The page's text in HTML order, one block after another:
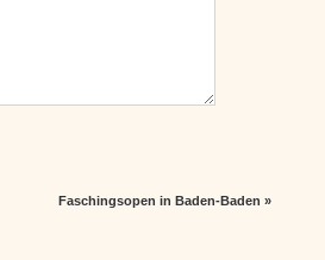
Faschingsopen in Baden-Baden »